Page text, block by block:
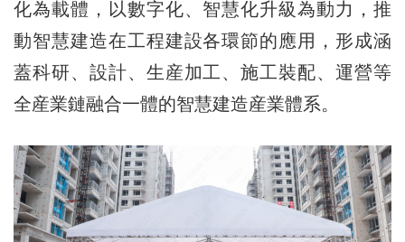
化為載體，以數字化、智慧化升級為動力，推
動智慧建造在工程建設各環節的應用，形成涵
蓋科研、設計、生産加工、施工裝配、運營等
全産業鏈融合一體的智慧建造産業體系。